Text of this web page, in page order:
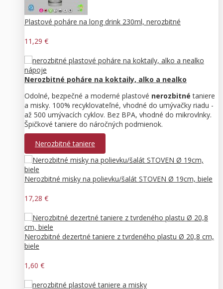
Plastové poháre na long drink 230ml, nerozbitné
11,29 €
Nerozbitné poháre na koktaily, alko a nealko
Odolné, bezpečné a moderné plastové nerozbitné taniere
a misky. 100% recyklovateľné, vhodné do umývačky riadu -
až 500 umývacích cyklov. Bez BPA, vhodné do mikrovlnky.
Špičkové taniere do náročných podmienok.
Nerozbitné taniere
Nerozbitné misky na polievku/šalát STOVEN Ø 19cm, biele
17,28 €
Nerozbitné dezertné taniere z tvrdeného plastu Ø 20,8 cm,
biele
1,60 €